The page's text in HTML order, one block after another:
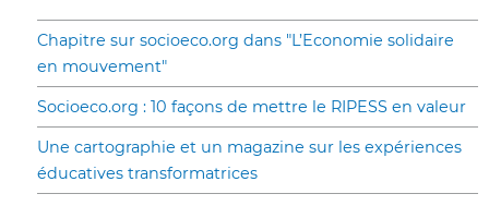
Chapitre sur socioeco.org dans "L’Economie solidaire
en mouvement"
Socioeco.org : 10 façons de mettre le RIPESS en valeur
Une cartographie et un magazine sur les expériences
éducatives transformatrices